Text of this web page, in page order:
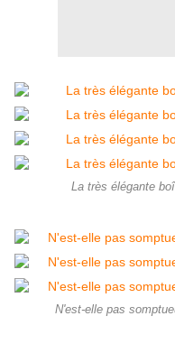
La très élégante
N'est-elle pas